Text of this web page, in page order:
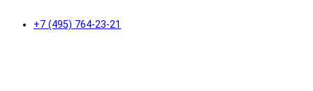
+7 (495) 764-23-21